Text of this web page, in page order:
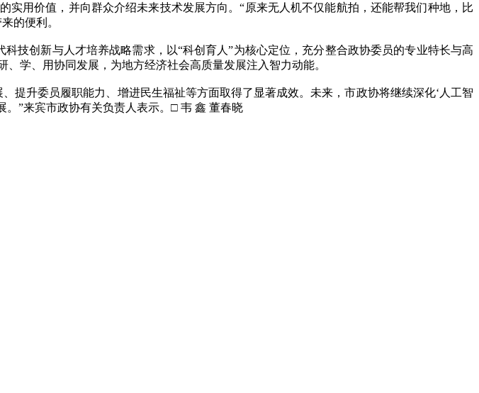
用价值，并向群众介绍未来技术发展方向。“原来无人机不仅能航拍，还能帮我们种地，比
的便利。
创新与人才培养战略需求，以“科创育人”为核心定位，充分整合政协委员的专业特长与高
学、用协同发展，为地方经济社会高质量发展注入智力动能。
升委员履职能力、增进民生福祉等方面取得了显著成效。未来，市政协将继续深化‘人工智
”来宾市政协有关负责人表示。□ 韦 鑫 董春晓